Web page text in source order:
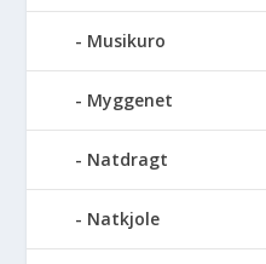
Musikuro
Myggenet
Natdragt
Natkjole